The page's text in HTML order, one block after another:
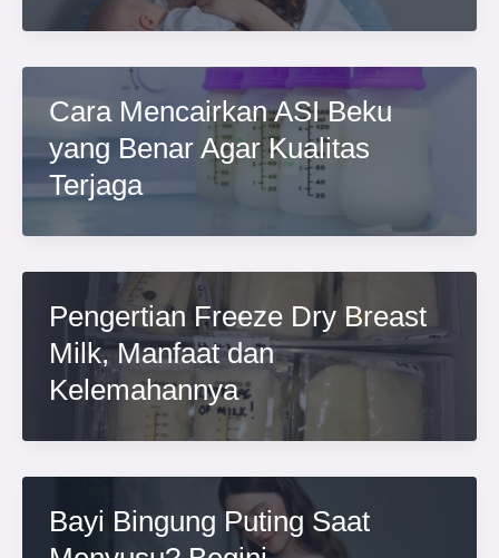
Cara Mencairkan ASI Beku
yang Benar Agar Kualitas
Terjaga
Pengertian Freeze Dry Breast
Milk, Manfaat dan
Kelemahannya
Bayi Bingung Puting Saat